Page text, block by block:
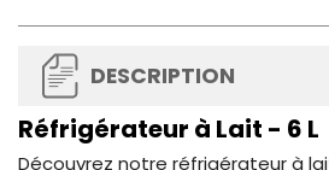
DESCRIPTION
Réfrigérateur à Lait - 6 L
Découvrez notre réfrigérateur à